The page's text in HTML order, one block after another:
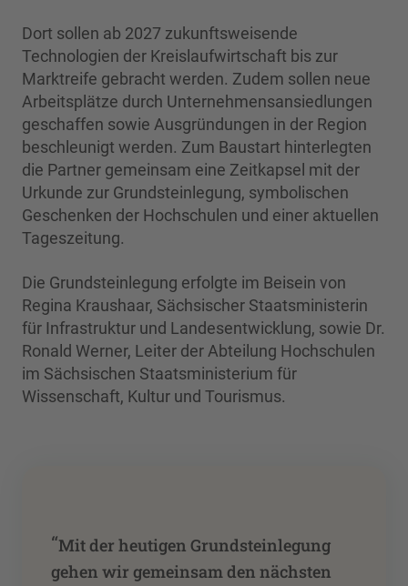
Dort sollen ab 2027 zukunftsweisende
Technologien der Kreislaufwirtschaft bis zur
Marktreife gebracht werden. Zudem sollen neue
Arbeitsplätze durch Unternehmensansiedlungen
geschaffen sowie Ausgründungen in der Region
beschleunigt werden. Zum Baustart hinterlegten
die Partner gemeinsam eine Zeitkapsel mit der
Urkunde zur Grundsteinlegung, symbolischen
Geschenken der Hochschulen und einer aktuellen
Tageszeitung.
Die Grundsteinlegung erfolgte im Beisein von
Regina Kraushaar, Sächsischer Staatsministerin
für Infrastruktur und Landesentwicklung, sowie Dr.
Ronald Werner, Leiter der Abteilung Hochschulen
im Sächsischen Staatsministerium für
Wissenschaft, Kultur und Tourismus.
“Mit der heutigen Grundsteinlegung
gehen wir gemeinsam den nächsten